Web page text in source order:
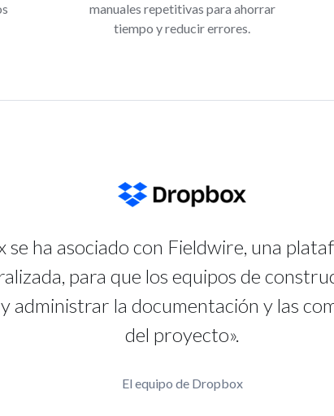
manuales repetitivas para ahorrar
tiempo y reducir errores.
se ha asociado con Fieldwire, una
para que los equipos de
administrar la documentación y las
del proyecto».
El equipo de Dropbox